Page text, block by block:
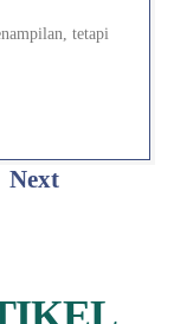
tetapi
Next